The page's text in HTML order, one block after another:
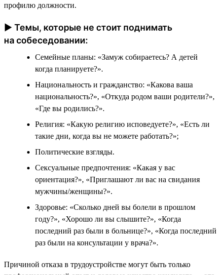
профилю должности.
► Темы, которые не стоит поднимать
на собеседовании:
Семейные планы: «Замуж собираетесь? А детей
когда планируете?».
Национальность и гражданство: «Какова ваша
национальность?», «Откуда родом ваши родители?»,
«Где вы родились?».
Религия: «Какую религию исповедуете?», «Есть ли
такие дни, когда вы не можете работать?»;
Политические взгляды.
Сексуальные предпочтения: «Какая у вас
ориентация?», «Приглашают ли вас на свидания
мужчины/женщины?».
Здоровье: «Сколько дней вы болели в прошлом
году?», «Хорошо ли вы слышите?», «Когда
последний раз были в больнице?», «Когда последний
раз были на консультации у врача?».
Причиной отказа в трудоустройстве могут быть только